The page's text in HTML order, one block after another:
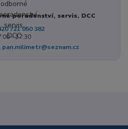
poradenství, servis, DCC
721 050 382
- 17:30
pan.milimetr@seznam.cz